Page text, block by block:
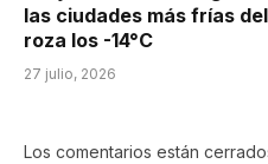
las ciudades más frías
roza los -14°C
27 julio, 2026
Los comentarios están